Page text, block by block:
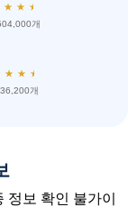
★ ★ ★
개
★ ★ ★
개
보 확인 불가이